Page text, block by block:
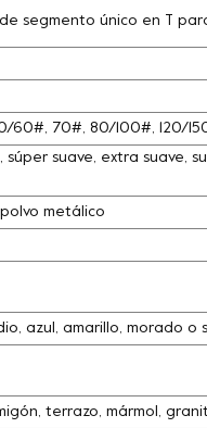
segmento único en T
60#, 70#, 80/100#, 120/
súper suave, extra suave,
metálico
azul, amarillo, morado
terrazo, mármol,